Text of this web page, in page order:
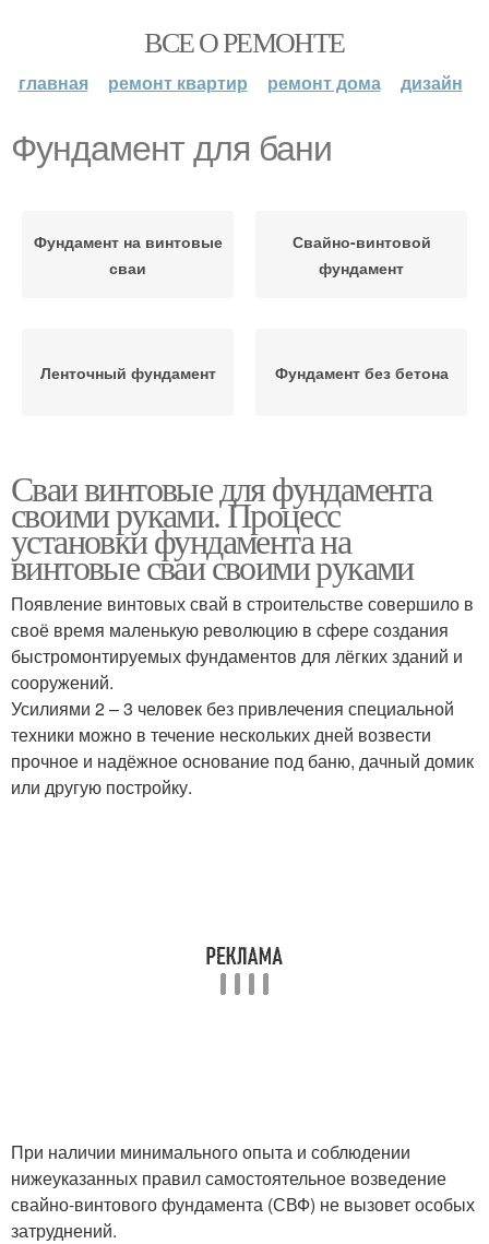
ВСЕ О РЕМОНТЕ
главная ремонт квартир ремонт дома дизайн
Фундамент для бани
Фундамент на винтовые
сваи
Свайно-винтовой
фундамент
Ленточный фундамент Фундамент без бетона
Сваи винтовые для фундамента
своими руками. Процесс
установки фундамента на
винтовые сваи своими руками
Появление винтовых свай в строительстве совершило в
своё время маленькую революцию в сфере создания
быстромонтируемых фундаментов для лёгких зданий и
сооружений.
Усилиями 2 – 3 человек без привлечения специальной
техники можно в течение нескольких дней возвести
прочное и надёжное основание под баню, дачный домик
или другую постройку.
При наличии минимального опыта и соблюдении
нижеуказанных правил самостоятельное возведение
свайно-винтового фундамента (СВФ) не вызовет особых
затруднений.